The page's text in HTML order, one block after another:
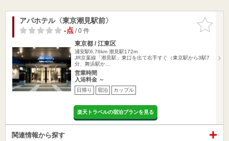
お気に入
りに追加
アパホテル〈東京潮見駅前〉
-点/ 0 件
東京都 / 江東区
浦安駅6.76km 潮見駅172m
JR京葉線「潮見駅」東口を出て右手すぐ（東京駅から3駅7
分、舞浜駅か…
営業時間
入浴料金 ～
日帰り 宿泊 カップル
楽天トラベルの宿泊プランを見る
関連情報から探す